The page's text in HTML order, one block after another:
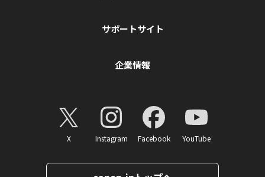
サポートサイト
企業情報
X Instagram Facebook YouTube